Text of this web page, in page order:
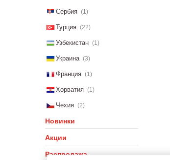
Сербия (1)
Турция (22)
Узбекистан (1)
Украина (3)
Франция (1)
Хорватия (1)
Чехия (2)
Новинки
Акции
Распродажа